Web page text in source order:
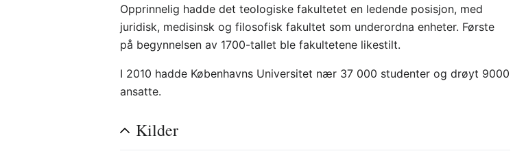
Opprinnelig hadde det teologiske fakultetet en ledende posisjon, med
juridisk, medisinsk og filosofisk fakultet som underordna enheter. Første
på begynnelsen av 1700-tallet ble fakultetene likestilt.
I 2010 hadde Københavns Universitet nær 37 000 studenter og drøyt 9000
ansatte.
Kilder